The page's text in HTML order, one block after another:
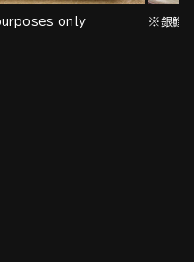
only ※銀鱈